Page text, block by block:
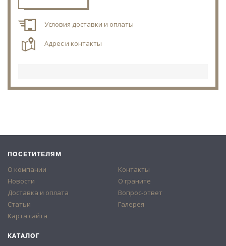
Условия доставки и оплаты
Адрес и контакты
ПОСЕТИТЕЛЯМ
О компании
Новости
Доставка и оплата
Статьи
Карта сайта
Контакты
О граните
Вопрос-ответ
Галерея
КАТАЛОГ